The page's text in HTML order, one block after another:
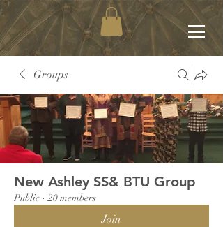
Groups
New Ashley SS& BTU Group
Public · 20 members
Join